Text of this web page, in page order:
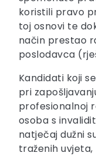
koristili pravo
toj osnovi te
način prestao
poslodavca
Kandidati koji
pri
profesionalnoj
osoba s
natječaj dužni
traženih